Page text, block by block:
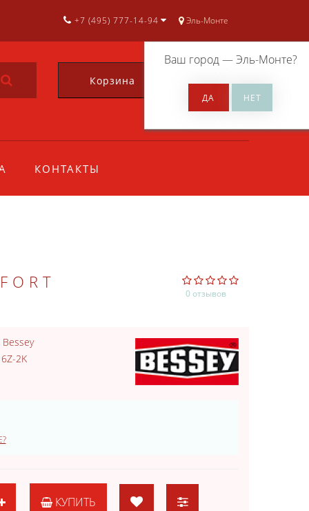
Эль-Монте
Ваш город —Эль-Монте?
+7 (495) 777-14-94
Корзина 0
КОНТАКТЫ
0 отзывов
Bessey
2K
КУПИТЬ